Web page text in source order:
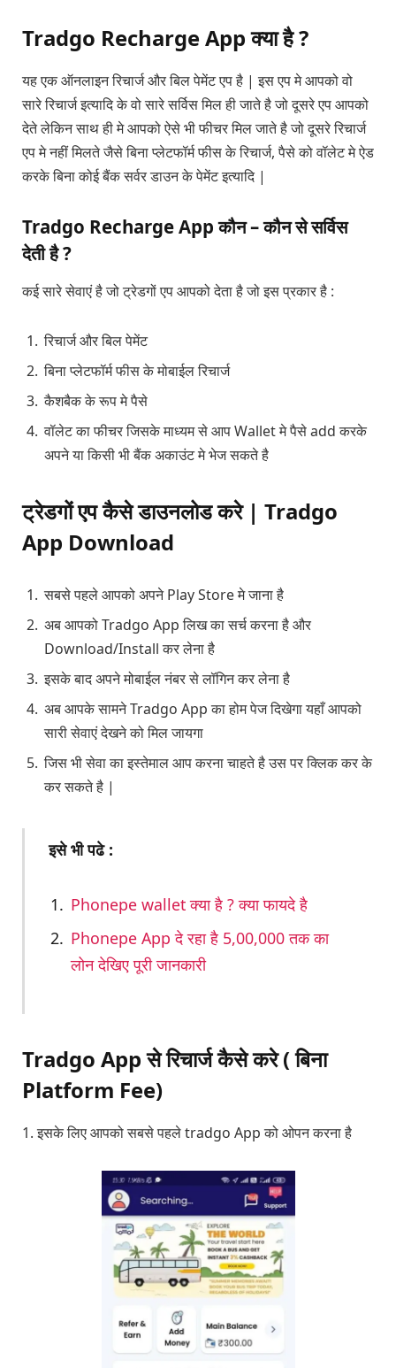
Tradgo Recharge App क्या है ?
यह एक ऑनलाइन रिचार्ज और बिल पेमेंट एप है | इस एप मे आपको वो
सारे रिचार्ज इत्यादि के वो सारे सर्विस मिल ही जाते है जो दूसरे एप आपको
देते लेकिन साथ ही मे आपको ऐसे भी फीचर मिल जाते है जो दूसरे रिचार्ज
एप मे नहीं मिलते जैसे बिना प्लेटफॉर्म फीस के रिचार्ज, पैसे को वॉलेट मे ऐड
करके बिना कोई बैंक सर्वर डाउन के पेमेंट इत्यादि |
Tradgo Recharge App कौन – कौन से सर्विस
देती है ?
कई सारे सेवाएं है जो ट्रेडगों एप आपको देता है जो इस प्रकार है :
रिचार्ज और बिल पेमेंट
बिना प्लेटफॉर्म फीस के मोबाईल रिचार्ज
कैशबैक के रूप मे पैसे
वॉलेट का फीचर जिसके माध्यम से आप Wallet मे पैसे add करके
अपने या किसी भी बैंक अकाउंट मे भेज सकते है
ट्रेडगों एप कैसे डाउनलोड करे | Tradgo
App Download
सबसे पहले आपको अपने Play Store मे जाना है
अब आपको Tradgo App लिख का सर्च करना है और
Download/Install कर लेना है
इसके बाद अपने मोबाईल नंबर से लॉगिन कर लेना है
अब आपके सामने Tradgo App का होम पेज दिखेगा यहाँ आपको
सारी सेवाएं देखने को मिल जायगा
जिस भी सेवा का इस्तेमाल आप करना चाहते है उस पर क्लिक कर के
कर सकते है |
इसे भी पढे :
Phonepe wallet क्या है ? क्या फायदे है
Phonepe App दे रहा है 5,00,000 तक का
लोन देखिए पूरी जानकारी
Tradgo App से रिचार्ज कैसे करे ( बिना
Platform Fee)
1. इसके लिए आपको सबसे पहले tradgo App को ओपन करना है